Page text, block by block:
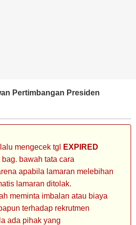
Pertimbangan Presiden
mengecek tgl
EXPIRED
bawah tata cara
apabila lamaran melebihan
lamaran ditolak.
meminta imbalan atau biaya
terhadap rekrutmen
ada pihak yang